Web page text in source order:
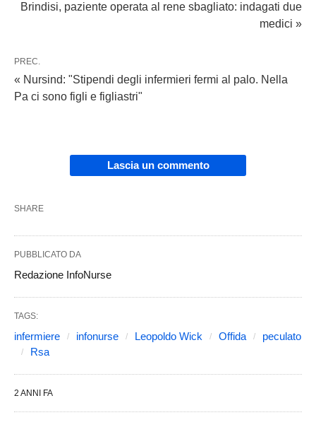
Brindisi, paziente operata al rene sbagliato: indagati due
medici »
PREC.
« Nursind: "Stipendi degli infermieri fermi al palo. Nella
Pa ci sono figli e figliastri"
Lascia un commento
SHARE
PUBBLICATO DA
Redazione InfoNurse
TAGS:
infermiere infonurse Leopoldo Wick Offida
peculato
Rsa
2 ANNI FA